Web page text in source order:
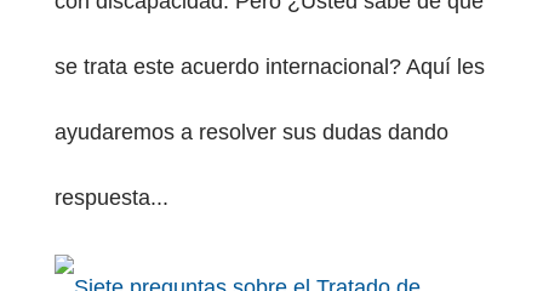
se trata este acuerdo internacional? Aquí les
ayudaremos a resolver sus dudas dando
respuesta...